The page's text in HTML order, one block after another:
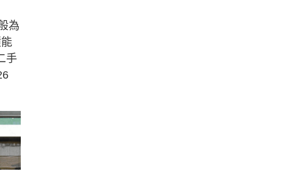
為
手